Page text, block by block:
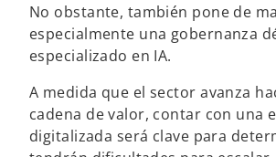
No obstante, también pone de
especialmente una gobernanza
especializado en IA.
A medida que el sector avanza
cadena de valor, contar con una
digitalizada será clave para